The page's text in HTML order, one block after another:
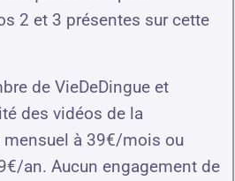
2 et 3 présentes sur cette
de VieDeDingue et
des vidéos de la
à 39€/mois ou
an. Aucun engagement de